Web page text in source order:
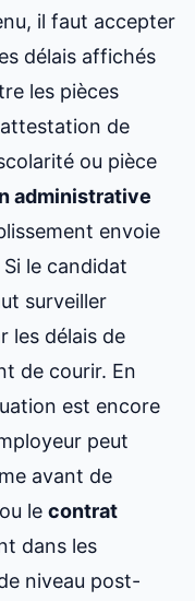
il faut accepter
délais affichés
les pièces
de
ou pièce
administrative
envoie
le candidat
surveiller
les délais de
de courir. En
est encore
peut
avant de
le contrat
dans les
niveau post-